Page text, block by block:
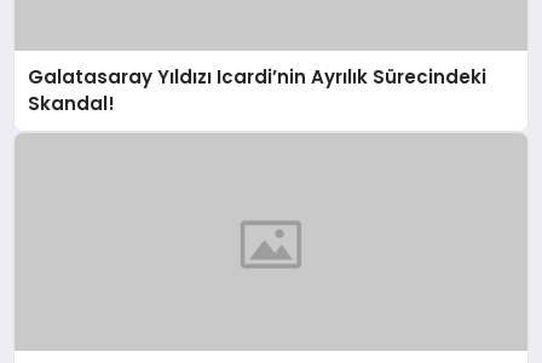
Galatasaray Yıldızı Icardi’nin Ayrılık Sürecindeki
Skandal!